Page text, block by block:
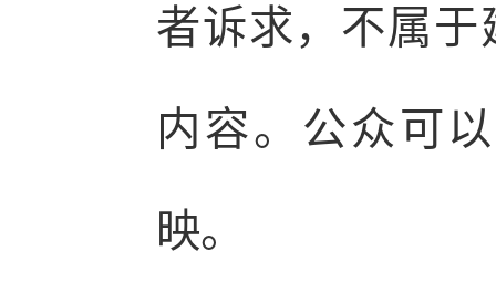
者诉求，不属
内容。公众可
映。